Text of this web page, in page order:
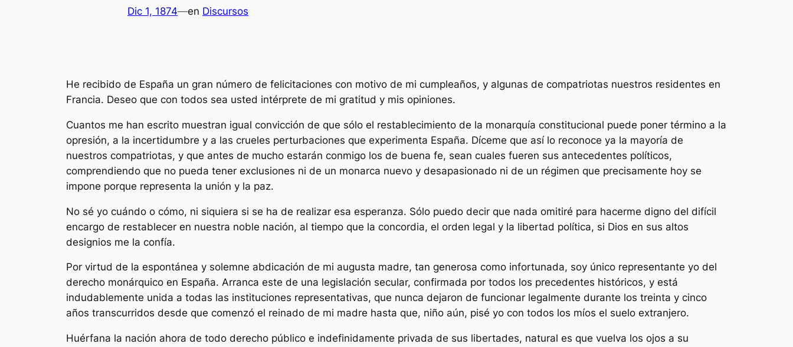
Dic 1, 1874—en Discursos
He recibido de España un gran número de felicitaciones con motivo de mi cumpleaños, y algunas de compatriotas nuestros residentes en
Francia. Deseo que con todos sea usted intérprete de mi gratitud y mis opiniones.
Cuantos me han escrito muestran igual convicción de que sólo el restablecimiento de la monarquía constitucional puede poner término a la
opresión, a la incertidumbre y a las crueles perturbaciones que experimenta España. Díceme que así lo reconoce ya la mayoría de
nuestros compatriotas, y que antes de mucho estarán conmigo los de buena fe, sean cuales fueren sus antecedentes políticos,
comprendiendo que no pueda tener exclusiones ni de un monarca nuevo y desapasionado ni de un régimen que precisamente hoy se
impone porque representa la unión y la paz.
No sé yo cuándo o cómo, ni siquiera si se ha de realizar esa esperanza. Sólo puedo decir que nada omitiré para hacerme digno del difícil
encargo de restablecer en nuestra noble nación, al tiempo que la concordia, el orden legal y la libertad política, si Dios en sus altos
designios me la confía.
Por virtud de la espontánea y solemne abdicación de mi augusta madre, tan generosa como infortunada, soy único representante yo del
derecho monárquico en España. Arranca este de una legislación secular, confirmada por todos los precedentes históricos, y está
indudablemente unida a todas las instituciones representativas, que nunca dejaron de funcionar legalmente durante los treinta y cinco
años transcurridos desde que comenzó el reinado de mi madre hasta que, niño aún, pisé yo con todos los míos el suelo extranjero.
Huérfana la nación ahora de todo derecho público e indefinidamente privada de sus libertades, natural es que vuelva los ojos a su